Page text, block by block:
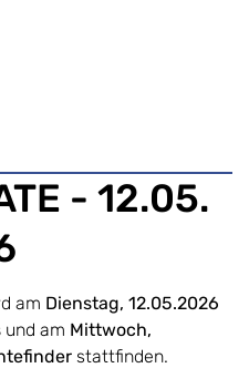
- 12.05.
am Dienstag, 12.05.2026
und am Mittwoch,
stattfinden.